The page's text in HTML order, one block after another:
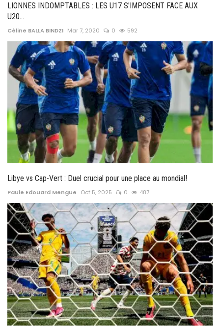
LIONNES INDOMPTABLES : LES U17 S'IMPOSENT FACE AUX
U20...
Céline BALLA BINDZI Mar 7, 2020 0 592
Libye vs Cap-Vert : Duel crucial pour une place au mondial!
Paule Edouard Mengue Oct 5, 2025 0 487